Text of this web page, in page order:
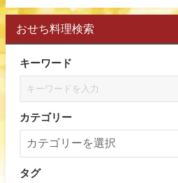
おせち料理検索
キーワード
カテゴリー
タグ